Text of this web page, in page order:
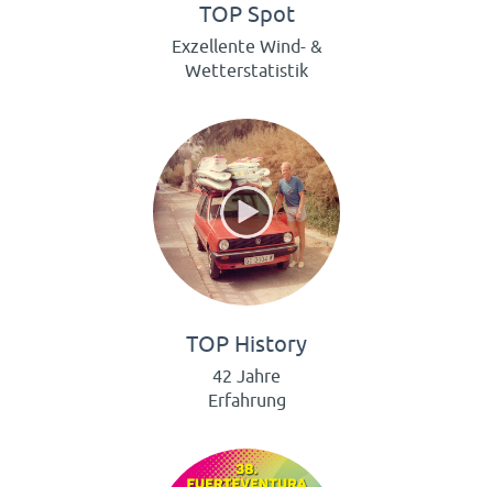
TOP Spot
Exzellente Wind- &
Wetterstatistik
TOP History
42 Jahre
Erfahrung